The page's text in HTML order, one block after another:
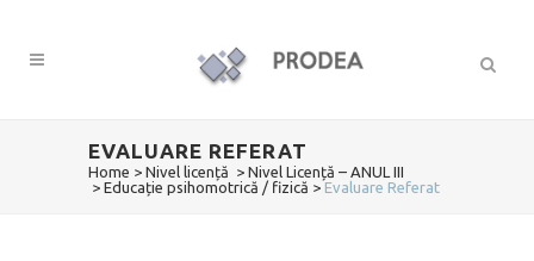
EVALUARE REFERAT
Home > Nivel licență > Nivel Licență – ANUL III
> Educație psihomotrică / fizică > Evaluare Referat